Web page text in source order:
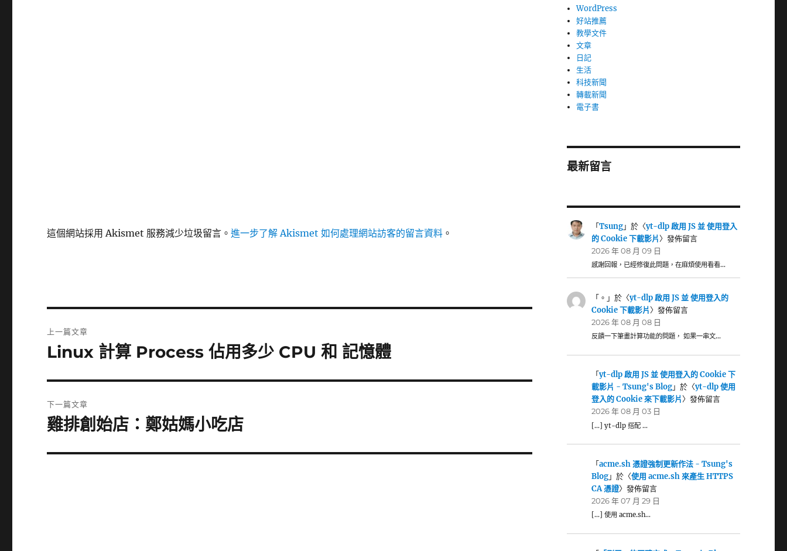
這個網站採用 Akismet 服務減少垃圾留言。進一步了解 Akismet 如何處理網站訪客的留言資料 。
章
上一篇文章
上
篇
文
章:
Linux 計算 Process 佔用多少 CPU 和 記憶體
下一篇文章
下
篇
雞排創始店：鄭姑媽小吃店
WordPress
好站推薦
教學文件
文章
日記
生活
科技新聞
轉載新聞
電子書
最新留言
「Tsung」於〈yt-dlp 啟用 JS 並 使用登入
的 Cookie 下載影片〉發佈留言
2026 年 08 月 09 日
感謝回報，已經修復此問題，在麻煩使用看看…
「 。 」於〈yt-dlp 啟用 JS 並 使用登入的
Cookie 下載影片〉發佈留言
2026 年 08 月 08 日
反饋一下筆畫計算功能的問題， 如果一串文…
「yt-dlp 啟用 JS 並 使用登入的 Cookie 下
載影片 - Tsung's Blog」於〈yt-dlp 使用
登入的 Cookie 來下載影片〉發佈留言
2026 年 08 月 03 日
[…] yt-dlp 搭配 …
「acme.sh 憑證強制更新作法 - Tsung's
Blog」於〈使用 acme.sh 來產生 HTTPS
CA 憑證〉發佈留言
2026 年 07 月 29 日
[…] 使用 acme.sh…